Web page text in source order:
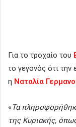
Για το τροχαίο του
το γεγονός ότι
η Ναταλία
« Τα
της Κυριακής,